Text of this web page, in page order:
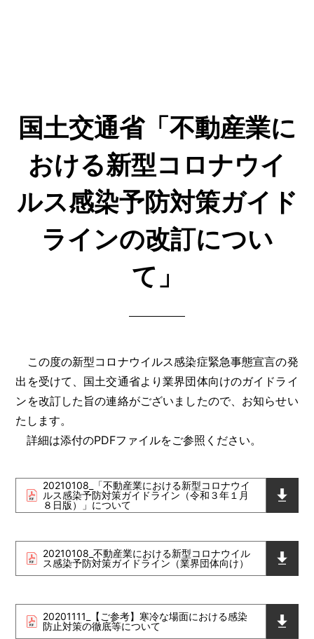
国土交通省「不動産業に
おける新型コロナウイ
ルス感染予防対策ガイド
ラインの改訂につい
て」
この度の新型コロナウイルス感染症緊急事態宣言の発
出を受けて、国土交通省より業界団体向けのガイドライ
ンを改訂した旨の連絡がございましたので、お知らせい
たします。
詳細は添付のPDFファイルをご参照ください。
20210108_「不動産業における新型コロナウイ
ルス感染予防対策ガイドライン（令和３年１月
８日版）」について
20210108_不動産業における新型コロナウイル
ス感染予防対策ガイドライン（業界団体向け）
20201111_【ご参考】寒冷な場面における感染
防止対策の徹底等について